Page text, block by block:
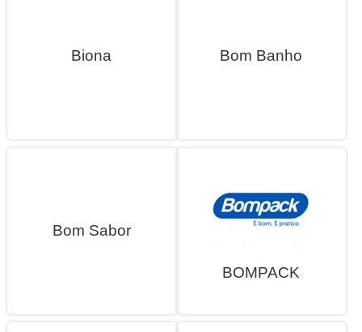
Biona Bom Banho
Bom Sabor
BOMPACK